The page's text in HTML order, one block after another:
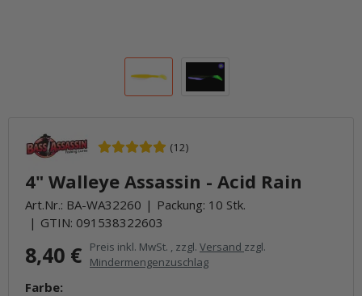
(12)
4" Walleye Assassin - Acid Rain
Art.Nr.: BA-WA32260
Packung: 10 Stk.
GTIN: 091538322603
8,40 € Preis inkl. MwSt. , zzgl. Versand zzgl.
Mindermengenzuschlag
Farbe: